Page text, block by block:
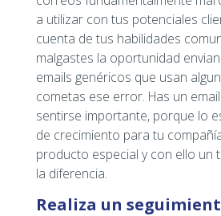
a utilizar con tus potenciales
cuenta de tus habilidades
malgastes la oportunidad
emails genéricos que usan
cometas ese error. Has un
sentirse importante, porque lo
de crecimiento para tu
producto especial y con ello un
la diferencia.
Realiza un